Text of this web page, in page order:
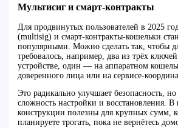
Мультисиг и смарт-контракты
Для продвинутых пользователей в 2025
(multisig) и смарт-контракты-кошельки
популярными. Можно сделать так, чтобы
требовалось, например, два из трёх
устройстве, один — на аппаратном
доверенного лица или на сервисе-
Это радикально улучшает безопасность,
сложность настройки и восстановления. В
конструкции полезны для крупных сумм,
планируете трогать, пока не вернётесь